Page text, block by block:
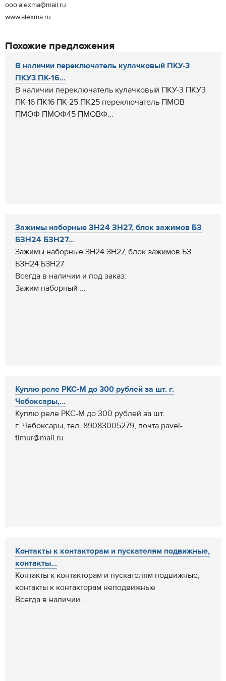
ooo.alexma@mail.ru
www.alexma.ru
Похожие предложения
В наличии переключатель кулачковый ПКУ-3
ПКУ3 ПК-16...
В наличии переключатель кулачковый ПКУ-3 ПКУ3
ПК-16 ПК16 ПК-25 ПК25 переключатель ПМОВ
ПМОФ ПМОФ45 ПМОВФ...
Зажимы наборные ЗН24 ЗН27, блок зажимов БЗ
БЗН24 БЗН27...
Зажимы наборные ЗН24 ЗН27, блок зажимов БЗ
БЗН24 БЗН27
Всегда в наличии и под заказ:
Зажим наборный ...
Куплю реле РКС-М до 300 рублей за шт. г.
Чебоксары,...
Куплю реле РКС-М до 300 рублей за шт.
г. Чебоксары, тел. 89083005279, почта pavel-
timur@mail.ru
Контакты к контакторам и пускателям подвижные,
контакты...
Контакты к контакторам и пускателям подвижные,
контакты к контакторам неподвижные
Всегда в наличии ...